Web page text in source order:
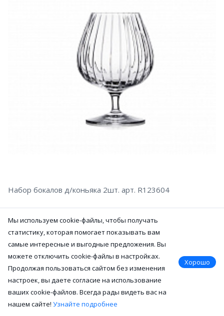
Набор бокалов д/коньяка 2шт. арт. R123604
10 152Р
Нет в наличии
Мы используем cookie-файлы, чтобы получать
статистику, которая помогает показывать вам
самые интересные и выгодные предложения. Вы
можете отключить cookie-файлы в настройках.
Продолжая пользоваться сайтом без изменения
настроек, вы даете согласие на использование
ваших cookie-файлов. Всегда рады видеть вас на
нашем сайте! Узнайте подробнее
Хорошо